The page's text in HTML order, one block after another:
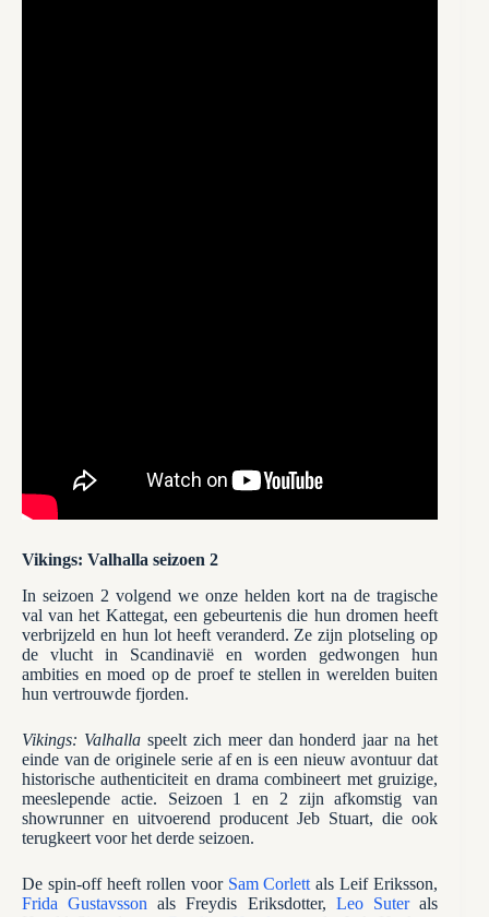
Vikings: Valhalla seizoen 2
In seizoen 2 volgend we onze helden kort na de tragische
val van het Kattegat, een gebeurtenis die hun dromen heeft
verbrijzeld en hun lot heeft veranderd. Ze zijn plotseling op
de vlucht in Scandinavië en worden gedwongen hun
ambities en moed op de proef te stellen in werelden buiten
hun vertrouwde fjorden.
Vikings: Valhallaspeelt zich meer dan honderd jaar na het
einde van de originele serie af en is een nieuw avontuur dat
historische authenticiteit en drama combineert met gruizige,
meeslepende actie. Seizoen 1 en 2 zijn afkomstig van
showrunner en uitvoerend producent Jeb Stuart, die ook
terugkeert voor het derde seizoen.
De spin-off heeft rollen voor Sam Corlett als Leif Eriksson,
Frida Gustavsson als Freydis Eriksdotter, Leo Suterals